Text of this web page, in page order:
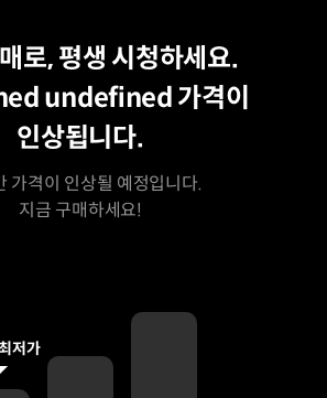
로, 평생 시청하세요.
undefined 가격이
인상됩니다.
가격이 인상될 예정입니다.
지금 구매하세요!
저가